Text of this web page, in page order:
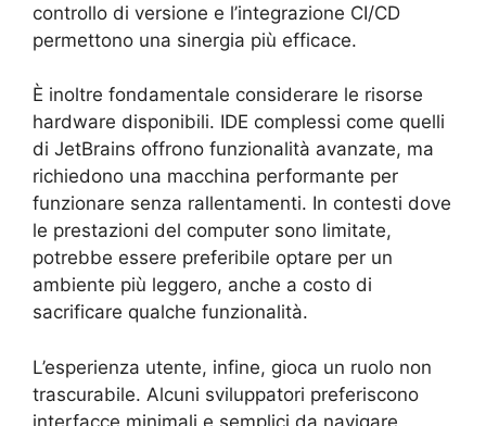
controllo di versione e l’integrazione CI/CD
permettono una sinergia più efficace.
È inoltre fondamentale considerare le risorse
hardware disponibili. IDE complessi come quelli
di JetBrains offrono funzionalità avanzate, ma
richiedono una macchina performante per
funzionare senza rallentamenti. In contesti dove
le prestazioni del computer sono limitate,
potrebbe essere preferibile optare per un
ambiente più leggero, anche a costo di
sacrificare qualche funzionalità.
L’esperienza utente, infine, gioca un ruolo non
trascurabile. Alcuni sviluppatori preferiscono
interfacce minimali e semplici da navigare,